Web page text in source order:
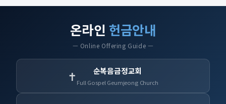
온라인 헌금안내
— Online Offering Guide —
✝ 순복음금정교회
Full Gospel Geumjeong Church